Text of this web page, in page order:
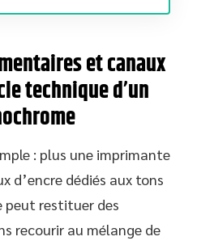
et canaux
technique d’un
: plus une imprimante
d’encre dédiés aux tons
peut restituer des
recourir au mélange de